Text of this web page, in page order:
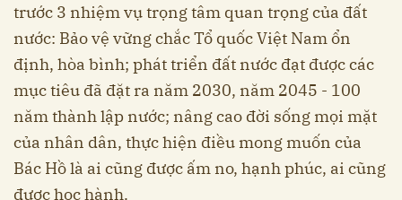
trước 3 nhiệm vụ trọng tâm quan trọng của đất
nước: Bảo vệ vững chắc Tổ quốc Việt Nam ổn
định, hòa bình; phát triển đất nước đạt được các
mục tiêu đã đặt ra năm 2030, năm 2045 - 100
năm thành lập nước; nâng cao đời sống mọi mặt
của nhân dân, thực hiện điều mong muốn của
Bác Hồ là ai cũng được ấm no, hạnh phúc, ai cũng
được học hành.